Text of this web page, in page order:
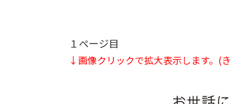
１ページ目
↓画像クリックで拡大表示します。(